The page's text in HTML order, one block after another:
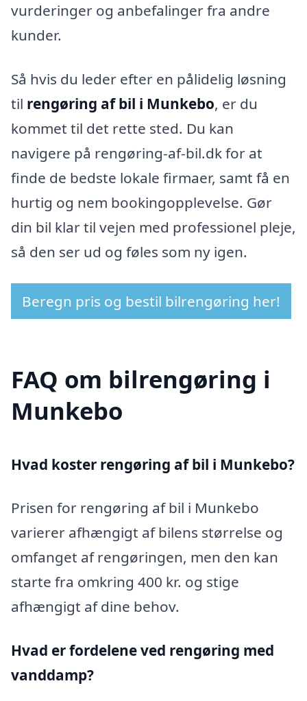
vurderinger og anbefalinger fra andre
kunder.
Så hvis du leder efter en pålidelig løsning
til rengøring af bil i Munkebo, er du
kommet til det rette sted. Du kan
navigere på rengøring-af-bil.dk for at
finde de bedste lokale firmaer, samt få en
hurtig og nem bookingopplevelse. Gør
din bil klar til vejen med professionel pleje,
så den ser ud og føles som ny igen.
Beregn pris og bestil bilrengøring her!
FAQ om bilrengøring i
Munkebo
Hvad koster rengøring af bil i Munkebo?
Prisen for rengøring af bil i Munkebo
varierer afhængigt af bilens størrelse og
omfanget af rengøringen, men den kan
starte fra omkring 400 kr. og stige
afhængigt af dine behov.
Hvad er fordelene ved rengøring med
vanddamp?